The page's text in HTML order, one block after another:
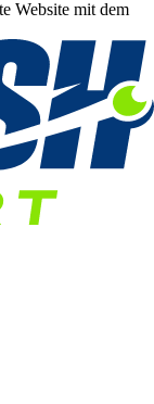
Website mit dem